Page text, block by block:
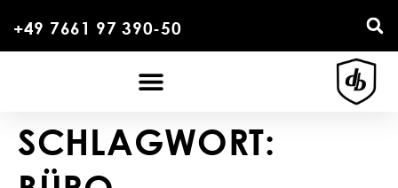
+49 7661 97 390-50
SCHLAGWORT: